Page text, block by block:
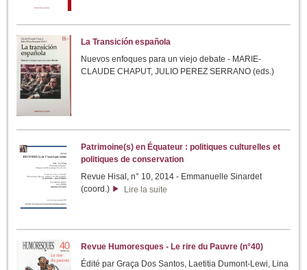
La Transición española
Nuevos enfoques para un viejo debate - MARIE-
CLAUDE CHAPUT, JULIO PEREZ SERRANO (eds.)
Patrimoine(s) en Équateur : politiques culturelles et
politiques de conservation
Revue Hisal, n° 10, 2014 - Emmanuelle Sinardet
(coord.)
Lire la suite
Revue Humoresques - Le rire du Pauvre (n°40)
Édité par Graça Dos Santos, Laetitia Dumont-Lewi, Lina